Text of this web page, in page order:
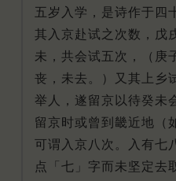
五岁入学，是诗作于四
其入京赴试之次数，戊
未，共会试五次，（庚
丧，未去。）又其上乡
举人，遂留京以待癸未
留京时或曾到畿近地（
可谓入京八次。入有七
点「七」字而未坚定去